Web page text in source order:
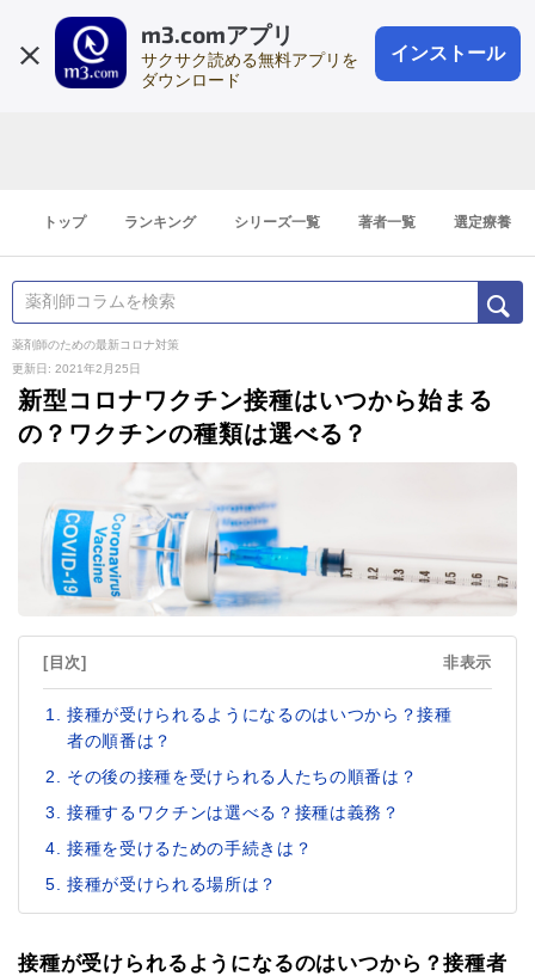
m3.comアプリ
サクサク読める無料アプリを
ダウンロード
インストール
会員登録
登録1分
トップ ランキング シリーズ一覧 著者一覧 選定療養
薬剤師のための最新コロナ対策
更新日: 2021年2月25日
新型コロナワクチン接種はいつから始まる
の？ワクチンの種類は選べる？
[目次] 非表示
接種が受けられるようになるのはいつから？接種
者の順番は？
その後の接種を受けられる人たちの順番は？
接種するワクチンは選べる？接種は義務？
接種を受けるための手続きは？
接種が受けられる場所は？
接種が受けられるようになるのはいつから？接種者